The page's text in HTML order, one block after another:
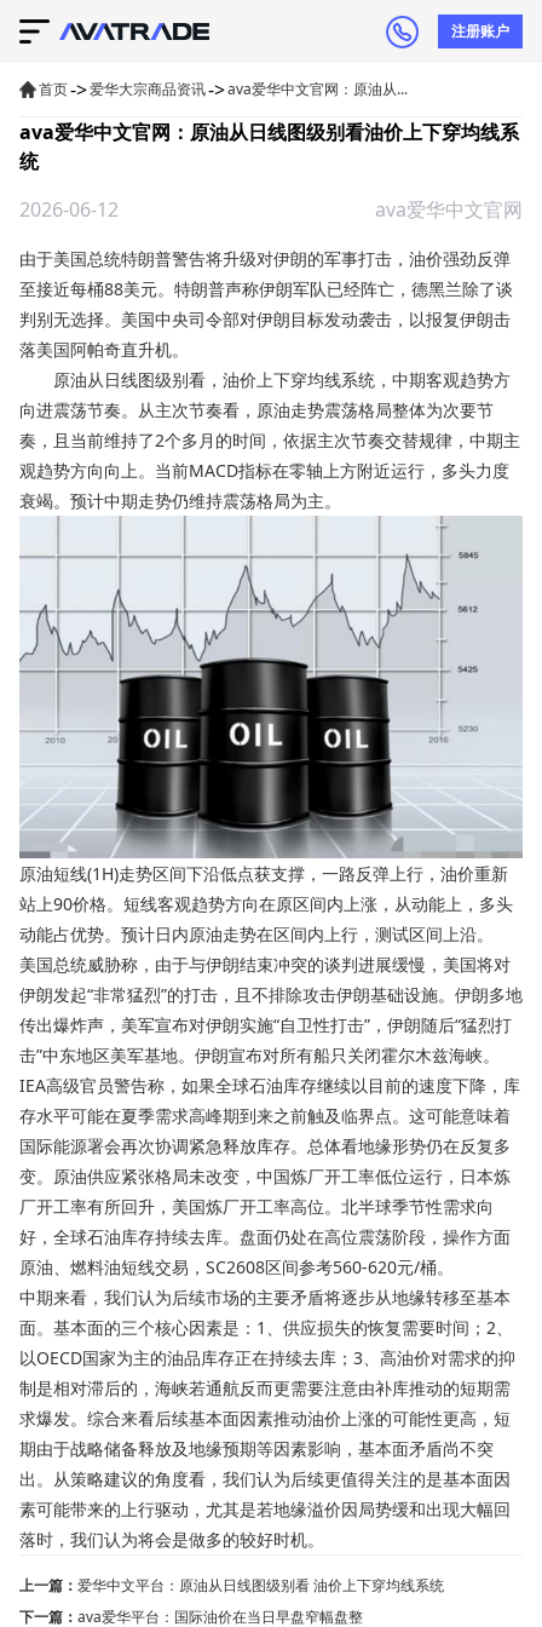
注册账户
首页->爱华大宗商品资讯->ava爱华中文官网：原油从...
ava爱华中文官网：原油从日线图级别看油价上下穿均线系
统
2026-06-12
ava爱华中文官网
由于美国总统特朗普警告将升级对伊朗的军事打击，油价强劲反弹
至接近每桶88美元。特朗普声称伊朗军队已经阵亡，德黑兰除了谈
判别无选择。美国中央司令部对伊朗目标发动袭击，以报复伊朗击
落美国阿帕奇直升机。
原油从日线图级别看，油价上下穿均线系统，中期客观趋势方
向进震荡节奏。从主次节奏看，原油走势震荡格局整体为次要节
奏，且当前维持了2个多月的时间，依据主次节奏交替规律，中期主
观趋势方向向上。当前MACD指标在零轴上方附近运行，多头力度
衰竭。预计中期走势仍维持震荡格局为主。
原油短线(1H)走势区间下沿低点获支撑，一路反弹上行，油价重新
站上90价格。短线客观趋势方向在原区间内上涨，从动能上，多头
动能占优势。预计日内原油走势在区间内上行，测试区间上沿。
美国总统威胁称，由于与伊朗结束冲突的谈判进展缓慢，美国将对
伊朗发起“非常猛烈”的打击，且不排除攻击伊朗基础设施。伊朗多地
传出爆炸声，美军宣布对伊朗实施“自卫性打击”，伊朗随后“猛烈打
击”中东地区美军基地。伊朗宣布对所有船只关闭霍尔木兹海峡。
IEA高级官员警告称，如果全球石油库存继续以目前的速度下降，库
存水平可能在夏季需求高峰期到来之前触及临界点。这可能意味着
国际能源署会再次协调紧急释放库存。总体看地缘形势仍在反复多
变。原油供应紧张格局未改变，中国炼厂开工率低位运行，日本炼
厂开工率有所回升，美国炼厂开工率高位。北半球季节性需求向
好，全球石油库存持续去库。盘面仍处在高位震荡阶段，操作方面
原油、燃料油短线交易，SC2608区间参考560-620元/桶。
中期来看，我们认为后续市场的主要矛盾将逐步从地缘转移至基本
面。基本面的三个核心因素是：1、供应损失的恢复需要时间；2、
以OECD国家为主的油品库存正在持续去库；3、高油价对需求的抑
制是相对滞后的，海峡若通航反而更需要注意由补库推动的短期需
求爆发。综合来看后续基本面因素推动油价上涨的可能性更高，短
期由于战略储备释放及地缘预期等因素影响，基本面矛盾尚不突
出。从策略建议的角度看，我们认为后续更值得关注的是基本面因
素可能带来的上行驱动，尤其是若地缘溢价因局势缓和出现大幅回
落时，我们认为将会是做多的较好时机。
上一篇： 爱华中文平台：原油从日线图级别看 油价上下穿均线系统
下一篇： ava爱华平台：国际油价在当日早盘窄幅盘整